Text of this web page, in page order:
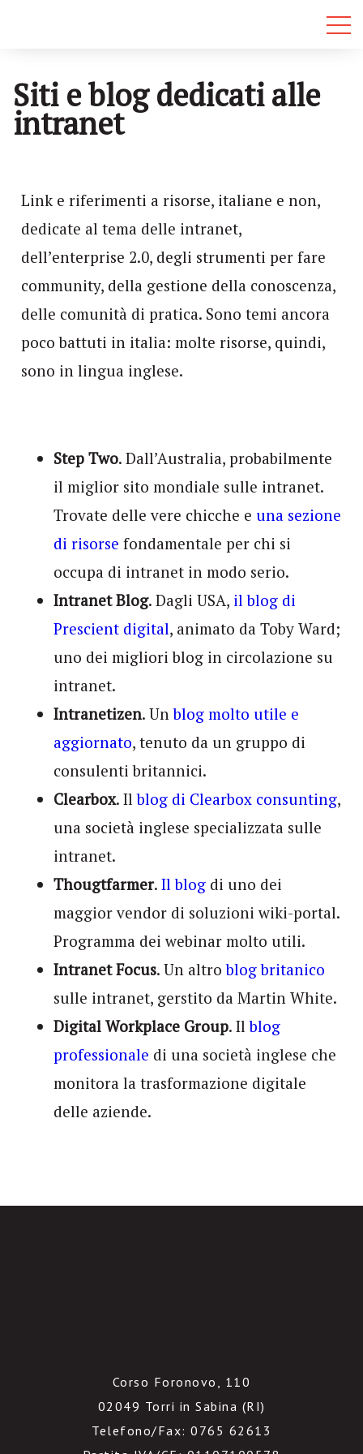
Siti e blog dedicati alle
intranet
Link e riferimenti a risorse, italiane e non,
dedicate al tema delle intranet,
dell’enterprise 2.0, degli strumenti per fare
community, della gestione della conoscenza,
delle comunità di pratica. Sono temi ancora
poco battuti in italia: molte risorse, quindi,
sono in lingua inglese.
Step Two. Dall’Australia, probabilmente
il miglior sito mondiale sulle intranet.
Trovate delle vere chicche e una sezione
di risorse fondamentale per chi si
occupa di intranet in modo serio.
Intranet Blog. Dagli USA, il blog di
Prescient digital, animato da Toby Ward;
uno dei migliori blog in circolazione su
intranet.
Intranetizen. Unblog molto utile e
aggiornato, tenuto da un gruppo di
consulenti britannici.
Clearbox. Ilblog di Clearbox consunting,
una società inglese specializzata sulle
intranet.
Thougtfarmer. Il blogdi uno dei
maggior vendor di soluzioni wiki-portal.
Programma dei webinar molto utili.
Intranet Focus. Un altroblog britanico
sulle intranet, gerstito da Martin White.
Digital Workplace Group. Ilblog
professionale di una società inglese che
monitora la trasformazione digitale
delle aziende.
Corso Foronovo, 110
02049 Torri in Sabina (RI)
Telefono/Fax: 0765 62613